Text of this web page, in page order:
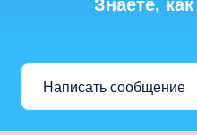
Знаете,
Написать сообщение